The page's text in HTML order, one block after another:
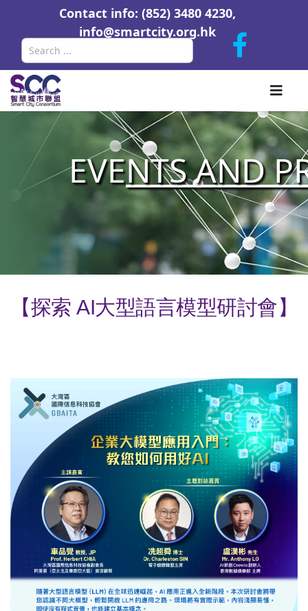
Contact info: (852) 3480 4230,
info@smartcity.org.hk
EVENTS AND
【探索 AI大型語言模型研討會】